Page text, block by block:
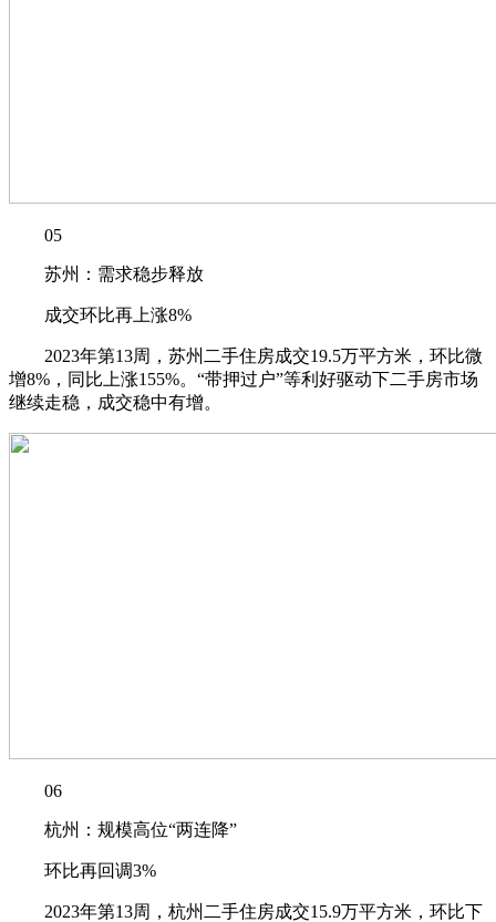
05
苏州：需求稳步释放
成交环比再上涨8%
2023年第13周，苏州二手住房成交19.5万平方米，环比微
增8%，同比上涨155%。“带押过户”等利好驱动下二手房市场
继续走稳，成交稳中有增。
06
杭州：规模高位“两连降”
环比再回调3%
2023年第13周，杭州二手住房成交15.9万平方米，环比下